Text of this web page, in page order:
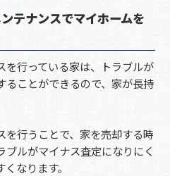
テナンスでマイホームを
を行っている家は、トラブルが
ることができるので、家が長持
を行うことで、家を売却する時
ルがマイナス査定になりにく
なります。